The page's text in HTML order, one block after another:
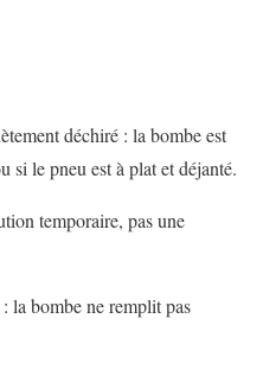
déchiré : la bombe est
si le pneu est à plat et déjanté.
temporaire, pas une
la bombe ne remplit pas